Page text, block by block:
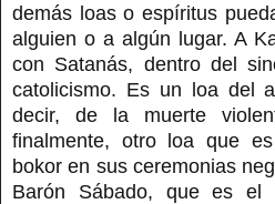
demás loas o espíritus
alguien o a algún lugar. A
con Satanás, dentro del
catolicismo. Es un loa del
decir, de la muerte
finalmente, otro loa que
bokor en sus ceremonias
Barón Sábado, que es el